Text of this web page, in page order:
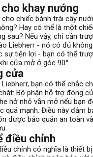
khay nướng
chiếc bánh trái cây
Hay có thể là một
sau? Nếu vậy, chỉ cần
Liebherr - nó có đủ
sự tiện lợi - bạn có thể
cửa mở ở góc 90°.
cửa
bạn có thể chắc
Bộ phận hỗ trợ đóng
hở nhỏ vẫn mở nếu bạn
quá mạnh. Điều này đảm
được bảo quản an toàn
điều chỉnh
chỉnh có nghĩa là thiết